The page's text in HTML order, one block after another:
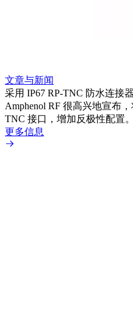
文章与新闻
采用 IP67 RP-TNC 防水连接
Amphenol RF 很高兴地宣布
TNC 接口，增加反极性配置。
更多信息